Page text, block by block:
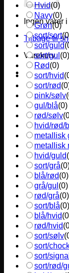
Ingen varer
Tilbage til
Varekurv
Hvid(0)
Navy(0)
Grøn(0)
sort/sort(0
sort/guld(
sort/gul (0)
Rød(0)
sort/hvid(
sort/rød(0
pink/sølv(
gul/blå(0)
rød/sølv(
hvid/rød/
metallisk
metallisk
hvid/guld(
sort/grå(0
blå/rød(0)
grå/gul (0)
rød/grå(0)
sort/blå(0)
blå/hvid(0
rød/hvid(
sort/sølv(
sort/
sort/
sort/rød/